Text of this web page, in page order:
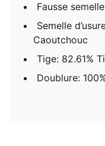
Fausse
Semelle
Caoutchouc
Tige: 82.61%
Doublure: